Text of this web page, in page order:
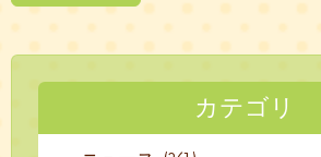
カテゴリ